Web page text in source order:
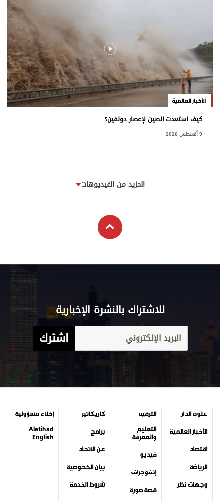
الأخبار العالمية
كيف استعدت الصين لإعصار دولفين؟
9 أغسطس 2026
المزيد من الفيديوهات
للاشتراك بالنشرة الإخبارية
اشترك
علوم الدار
الأخبار العالمية
اقتصاد
الرياضة
وجهات نظر
الترفيه
التعليم
والمعرفة
فيديو
إنفوجراف
قصة صورة
كاريكاتير
برامج
عن الاتحاد
بيان الخصوصية
شروط الخدمة
إخلاء مسؤولية
Aletihad
English